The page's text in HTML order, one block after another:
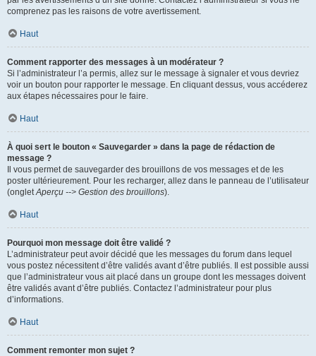
comprenez pas les raisons de votre avertissement.
Haut
Comment rapporter des messages à un modérateur ?
Si l’administrateur l’a permis, allez sur le message à signaler et vous devriez
voir un bouton pour rapporter le message. En cliquant dessus, vous accéderez
aux étapes nécessaires pour le faire.
Haut
À quoi sert le bouton « Sauvegarder » dans la page de rédaction de
message ?
Il vous permet de sauvegarder des brouillons de vos messages et de les
poster ultérieurement. Pour les recharger, allez dans le panneau de l’utilisateur
(ongletAperçu --> Gestion des brouillons).
Haut
Pourquoi mon message doit être validé ?
L’administrateur peut avoir décidé que les messages du forum dans lequel
vous postez nécessitent d’être validés avant d’être publiés. Il est possible aussi
que l’administrateur vous ait placé dans un groupe dont les messages doivent
être validés avant d’être publiés. Contactez l’administrateur pour plus
d’informations.
Haut
Comment remonter mon sujet ?